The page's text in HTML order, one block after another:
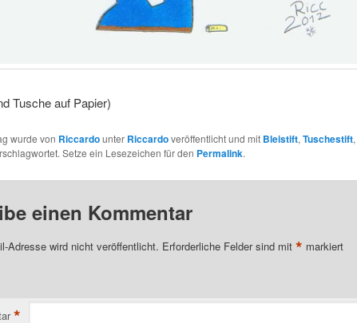
Tusche auf Papier)
wurde von Riccardounter Riccardoveröffentlicht und mit Bleistift,Tuschestift,
Setze ein Lesezeichen für den Permalink.
einen Kommentar
Adresse wird nicht veröffentlicht. Erforderliche Felder sind mit * markiert
*